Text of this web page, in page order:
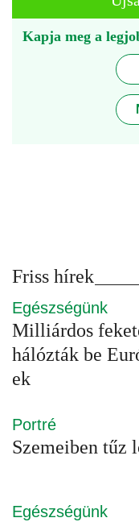
Kapja meg a
Friss hírek
Egészségünk
Milliárdos
hálózták be
ek
Portré
Szemeiben tűz
Egészségünk